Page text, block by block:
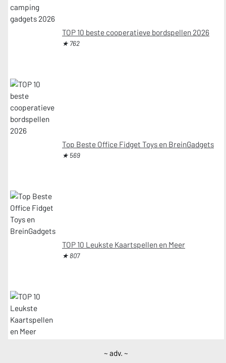
TOP 10 beste cooperatieve bordspellen 2026
★ 762
Top Beste Office Fidget Toys en BreinGadgets
★ 569
TOP 10 Leukste Kaartspellen en Meer
★ 807
~ adv. ~